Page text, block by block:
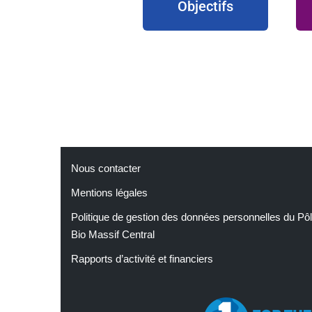
Objectifs
Nous contacter
Mentions légales
Politique de gestion des données personnelles du
Bio Massif Central
Rapports d’activité et financiers